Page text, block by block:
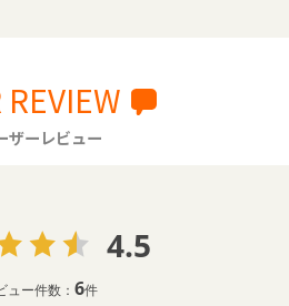
ッと洗えて清潔に保てるのも嬉し
REVIEW
ザーレビュー
4.5
ュー件数：6件